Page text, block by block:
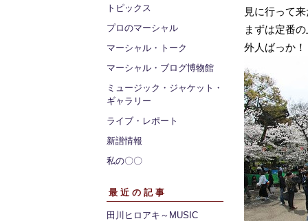
トピックス
プロのマーシャル
マーシャル・トーク
マーシャル・ブログ博物館
ミュージック・ジャケット・
ギャラリー
ライブ・レポート
新譜情報
私の〇〇
最近の記事
田川ヒロアキ～MUSIC
見に行って
まずは定番
外人ばっか！